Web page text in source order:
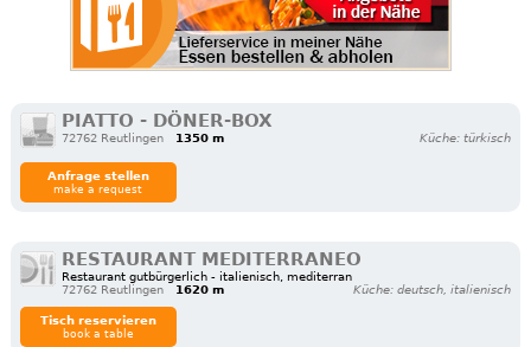
PIATTO - DÖNER-BOX
72762 Reutlingen 1350 m Küche: türkisch
Anfrage stellen
make a request
RESTAURANT MEDITERRANEO
Restaurant gutbürgerlich - italienisch, mediterran
72762 Reutlingen
1620 m Küche: deutsch, italienisch
Tisch reservieren
book a table